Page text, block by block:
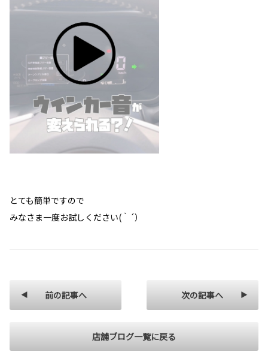
とても簡単ですので
みなさま一度お試しください(｀´）
前の記事へ
店舗ブログ一覧に戻る
次の記事へ